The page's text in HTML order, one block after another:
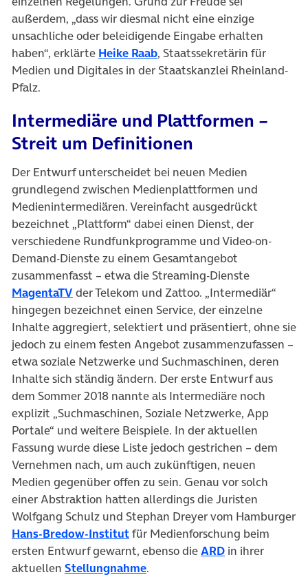
außerdem, „dass wir diesmal nicht eine einzige
unsachliche oder beleidigende Eingabe erhalten
haben“, erklärte Heike Raab(öffnet in neuem Tab)
, Staatssekretärin für
Medien und Digitales in der Staatskanzlei Rheinland-
Pfalz.
Intermediäre und Plattformen –
Streit um Definitionen
Der Entwurf unterscheidet bei neuen Medien
grundlegend zwischen Medienplattformen und
Medienintermediären. Vereinfacht ausgedrückt
bezeichnet „Plattform“ dabei einen Dienst, der
verschiedene Rundfunkprogramme und Video-on-
Demand-Dienste zu einem Gesamtangebot
zusammenfasst – etwa die Streaming-Dienste
MagentaTV (öffnet in neuem Tab)
der Telekom und Zattoo. „Intermediär“
hingegen bezeichnet einen Service, der einzelne
Inhalte aggregiert, selektiert und präsentiert, ohne sie
jedoch zu einem festen Angebot zusammenzufassen –
etwa soziale Netzwerke und Suchmaschinen, deren
Inhalte sich ständig ändern. Der erste Entwurf aus
dem Sommer 2018 nannte als Intermediäre noch
explizit „Suchmaschinen, Soziale Netzwerke, App
Portale“ und weitere Beispiele. In der aktuellen
Fassung wurde diese Liste jedoch gestrichen – dem
Vernehmen nach, um auch zukünftigen, neuen
Medien gegenüber offen zu sein. Genau vor solch
einer Abstraktion hatten allerdings die Juristen
Wolfgang Schulz und Stephan Dreyer vom Hamburger
Hans-Bredow-Institut(öffnet in neuem Tab)
für Medienforschung beim
ersten Entwurf gewarnt, ebenso dieARD(öffnet in
in ihrer
aktuellen Stellungnahme(öffnet in neuem Tab)
.